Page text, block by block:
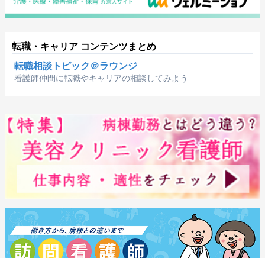
転職・キャリア コンテンツまとめ
転職相談トピック＠ラウンジ
看護師仲間に転職やキャリアの相談してみよう